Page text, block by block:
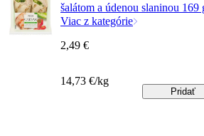
šalátom a údenou slaninou 169
Viac z kategórie
2,49 €
14,73 €/kg
Pridať